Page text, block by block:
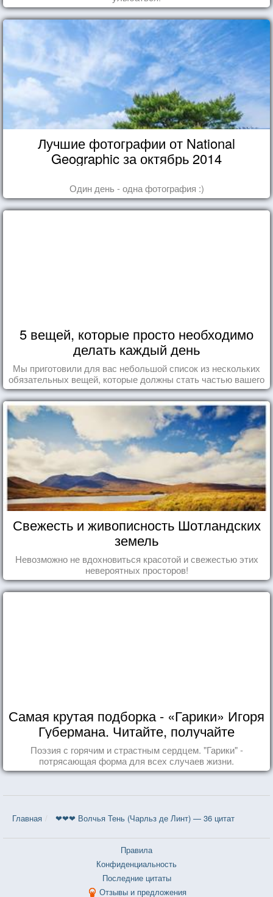
Лучшие фотографии от National
Geographic за октябрь 2014
Один день - одна фотография :)
5 вещей, которые просто необходимо
делать каждый день
Мы приготовили для вас небольшой список из нескольких
обязательных вещей, которые должны стать частью вашего
дня.
Свежесть и живописность Шотландских
земель
Невозможно не вдохновиться красотой и свежестью этих
невероятных просторов!
Самая крутая подборка - «Гарики» Игоря
Губермана. Читайте, получайте
удовольствие!
Поэзия с горячим и страстным сердцем. "Гарики" -
потрясающая форма для всех случаев жизни.
Главная ❤❤❤ Волчья Тень (Чарльз де Линт) — 36 цитат
Правила
Конфиденциальность
Последние цитаты
Отзывы и предложения